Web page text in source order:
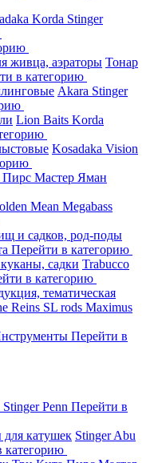
Korda Stinger
живца, аэраторы Тонар
в категорию
Akara Stinger
Lion Baits Korda
Kosadaka Vision
Пирс Мастер Яман
Mean Megabass
и садков, род-поды
Перейти в категорию
садки Trabucco
в категорию
тематическая
Reins SL rods Maximus
Перейти в
StingerPenn Перейти в
катушек StingerAbu
категорию